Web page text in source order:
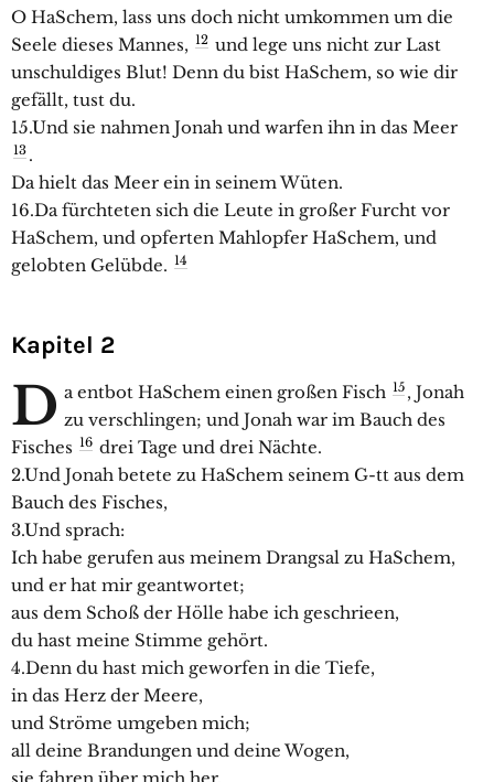
O HaSchem, lass uns doch nicht umkommen um die
Seele dieses Mannes, 12 und lege uns nicht zur Last
unschuldiges Blut! Denn du bist HaSchem, so wie dir
gefällt, tust du.
15.Und sie nahmen Jonah und warfen ihn in das Meer
13 .
Da hielt das Meer ein in seinem Wüten.
16.Da fürchteten sich die Leute in großer Furcht vor
HaSchem, und opferten Mahlopfer HaSchem, und
gelobten Gelübde. 14
Kapitel 2
D a entbot HaSchem einen großen Fisch 15 , Jonah
zu verschlingen; und Jonah war im Bauch des
Fisches 16 drei Tage und drei Nächte.
2.Und Jonah betete zu HaSchem seinem G-tt aus dem
Bauch des Fisches,
3.Und sprach:
Ich habe gerufen aus meinem Drangsal zu HaSchem,
und er hat mir geantwortet;
aus dem Schoß der Hölle habe ich geschrieen,
du hast meine Stimme gehört.
4.Denn du hast mich geworfen in die Tiefe,
in das Herz der Meere,
und Ströme umgeben mich;
all deine Brandungen und deine Wogen,